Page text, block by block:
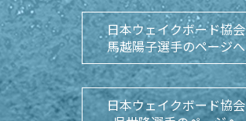
日本ウェイクボード協会
馬越陽子選手のページへ
日本ウェイクボード協会